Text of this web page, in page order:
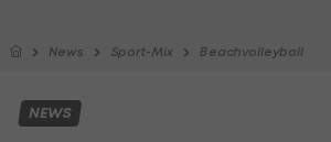
News Sport-Mix Beachvolleyball
NEWS